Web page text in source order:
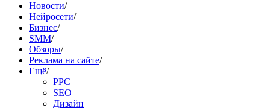
Новости/
Нейросети/
Бизнес/
SMM/
Обзоры/
Реклама на сайте/
Ещё/
PPC
SEO
Дизайн